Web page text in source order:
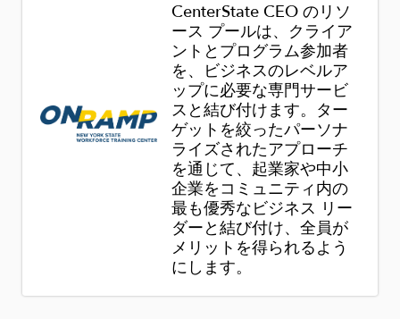
CenterState CEO のリソ
ース プールは、クライア
ントとプログラム参加者
を、ビジネスのレベルア
ップに必要な専門サービ
スと結び付けます。ター
ゲットを絞ったパーソナ
ライズされたアプローチ
を通じて、起業家や中小
企業をコミュニティ内の
最も優秀なビジネス リー
ダーと結び付け、全員が
メリットを得られるよう
にします。